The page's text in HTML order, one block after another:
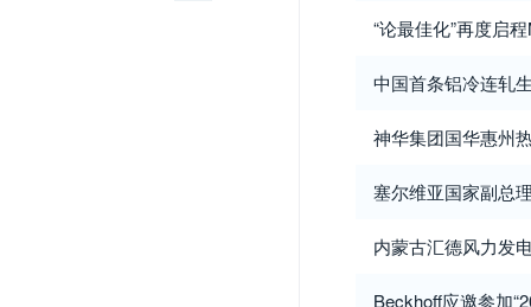
“论最佳化”再度启
中国首条铝冷连轧
神华集团国华惠州
塞尔维亚国家副总
内蒙古汇德风力发
Beckhoff应邀参加